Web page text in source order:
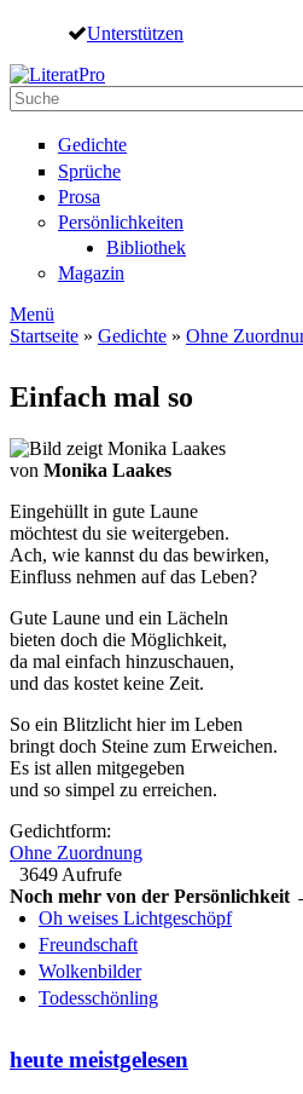
Direkt zum Inhalt
Unterstützen
Suche
Gedichte
Sprüche
Prosa
Persönlichkeiten
Bibliothek
Magazin
Menü
Startseite » Gedichte » Ohne
Einfach mal so
von Monika Laakes
Eingehüllt in gute Laune
möchtest du sie weitergeben.
Ach, wie kannst du das bewirken,
Einfluss nehmen auf das Leben?
Gute Laune und ein Lächeln
bieten doch die Möglichkeit,
da mal einfach hinzuschauen,
und das kostet keine Zeit.
So ein Blitzlicht hier im Leben
bringt doch Steine zum Erweichen.
Es ist allen mitgegeben
und so simpel zu erreichen.
Gedichtform:
Ohne Zuordnung
3649 Aufrufe
Noch mehr von der Persönlichkeit
Oh weises Lichtgeschöpf
Freundschaft
Wolkenbilder
Todesschönling
heute meistgelesen